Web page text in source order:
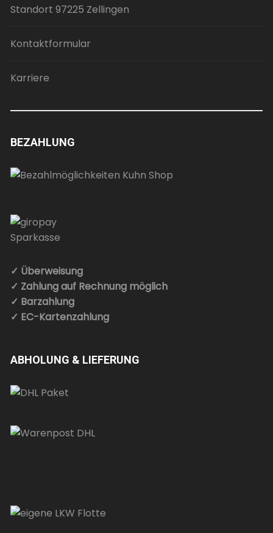
Standort 97225 Zellingen
Kontaktformular
Karriere
BEZAHLUNG
✓ Überweisung
✓ Zahlung auf Rechnung möglich
✓ Barzahlung
✓ EC-Kartenzahlung
ABHOLUNG & LIEFERUNG